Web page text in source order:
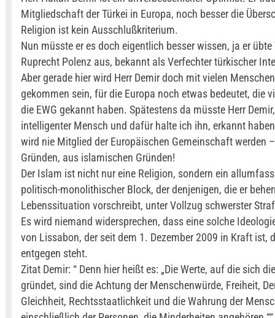
Mitgliedschaft der Türkei in Europa, noch besser die
Religion ist kein Ausschlußkriterium.
Nun müsste er es doch eigentlich besser wissen, ja er
Ruprecht Polenz aus, bekannt als Verfechter türkischer
Aber gerade hier wird Herr Demir doch mit vielen
gekommen sein, für die Europa noch etwas bedeutet, die
die EWG gekannt haben. Spätestens da müsste Herr
intelligenter Mensch und dafür halte ich ihn, erkannt
wird nie Mitglied der Europäischen Gemeinschaft werden
Gründen, aus islamischen Gründen!
Der Islam ist nicht nur eine Religion, sondern ein
politisch-monolithischer Block, der denjenigen, die er
Lebenssituation vorschreibt, unter Vollzug schwerster
Es wird niemand widersprechen, dass eine solche
von Lissabon, der seit dem 1. Dezember 2009 in Kraft ist,
entgegen steht.
Zitat Demir: “ Denn hier heißt es: „Die Werte, auf die sich
gründet, sind die Achtung der Menschenwürde, Freiheit,
Gleichheit, Rechtsstaatlichkeit und die Wahrung der